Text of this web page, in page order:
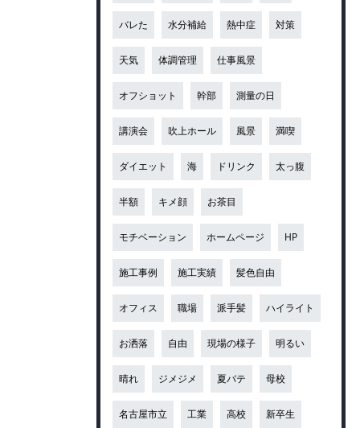
バレた 水分補給 熱中症 対策
天気 体調管理 仕事風景
オフショット 幹部 測量の日
講演会 吹上ホール 風景 満喫
ダイエット 海 ドリンク 太っ腹
半額 キメ顔 お茶目
モチベーション ホームページ HP
施工事例 施工実績 髪色自由
オフィス 職場 派手髪 ハイライト
お洒落 自由 現場の様子 明るい
晴れ ジメジメ 夏バテ 母校
名古屋市立 工業 高校 新卒生